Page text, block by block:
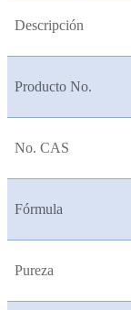
Descripción
Producto No.
No. CAS
Fórmula
Pureza